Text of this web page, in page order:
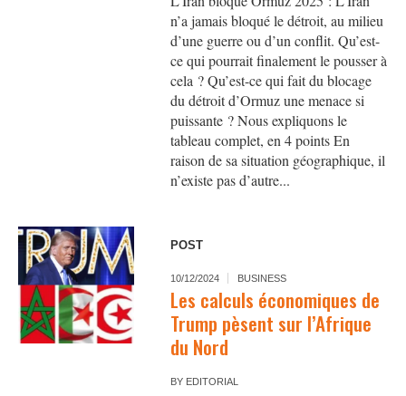
n’a jamais bloqué le détroit, au milieu
d’une guerre ou d’un conflit. Qu’est-
ce qui pourrait finalement le pousser à
cela ? Qu’est-ce qui fait du blocage
du détroit d’Ormuz une menace si
puissante ? Nous expliquons le
tableau complet, en 4 points En
raison de sa situation géographique, il
n’existe pas d’autre...
POST
10/12/2024 BUSINESS
Les calculs économiques de
Trump pèsent sur l’Afrique
du Nord
BY EDITORIAL